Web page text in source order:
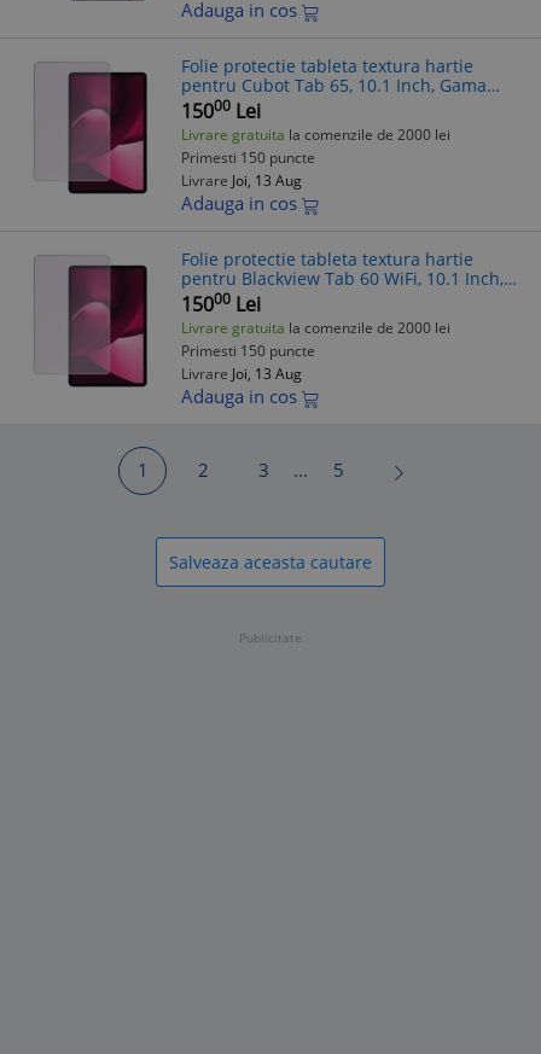
Adauga in cos
Folie protectie tableta textura hartie
pentru Cubot Tab 65, 10.1 Inch, Gama
Artistic Paper, Pentru scris si desenat,
Anti-reflex, Hidrogel, Silicon, I
15000 Lei
Livrare gratuita la comenzile de 2000 lei
Primesti 150 puncte
Livrare Joi, 13 Aug
Adauga in cos
Folie protectie tableta textura hartie
pentru Blackview Tab 60 WiFi, 10.1 Inch,
Gama Artistic Paper, Pentru scris si
desenat, Anti-reflex, Hidrogel, S
15000 Lei
Livrare gratuita la comenzile de 2000 lei
Primesti 150 puncte
Livrare Joi, 13 Aug
Adauga in cos
1 2 3 ... 5
Salveaza aceasta cautare
Publicitate